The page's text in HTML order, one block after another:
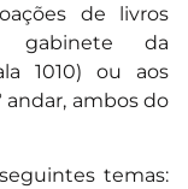
de livros
da
1010) ou aos
andar, ambos do
temas: